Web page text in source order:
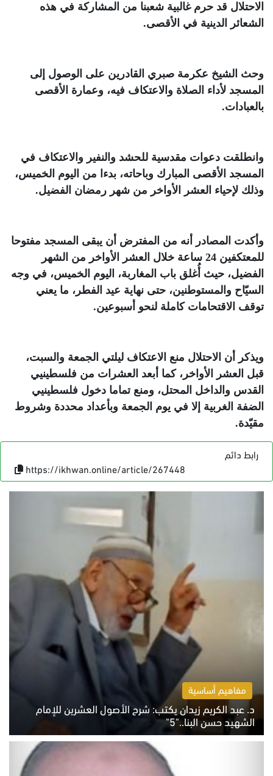
الاحتلال قد حرم غالبية شعبنا من المشاركة في هذه
الشعائر الدينية في الأقصى.
وحث الشيخ عكرمة صبري القادرين على الوصول إلى
المسجد لأداء الصلاة والاعتكاف فيه، وعمارة الأقصى
بالعبادات.
وانطلقت دعوات مقدسية للحشد والنفير والاعتكاف في
المسجد الأقصى المبارك وباحاته، بدءا من اليوم الخميس،
وذلك لإحياء العشر الأواخر من شهر رمضان الفضيل.
وأكدت المصادر أنه من المفترض أن يبقى المسجد مفتوحا
للمعتكفين 24 ساعة خلال العشر الأواخر من الشهر
الفضيل، حيث أُغلق باب المغاربة، اليوم الخميس، في وجه
السيّاح والمستوطنين، حتى نهاية عيد الفطر، ما يعني
توقف الاقتحامات كاملة لنحو أسبوعين.
ويذكر أن الاحتلال منع الاعتكاف ليلتي الجمعة والسبت،
قبل العشر الأواخر، كما أبعد العشرات من فلسطينيي
القدس والداخل المحتل، ومنع تماما دخول فلسطينيي
الضفة الغربية إلا في يوم الجمعة وبأعداد محددة وشروط
مقيّدة.
رابط دائم
https://ikhwan.online/article/267448
مفاهيم أساسية
د. عبد الكريم زيدان يكتب: شرح الأصول العشرين للإمام
الشهيد حسن البنا.."5"
السبت 8 أغسطس 2026 10:46 ص